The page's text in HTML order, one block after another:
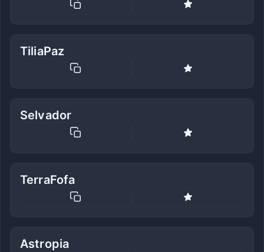
TiliaPaz
Selvador
TerraFofa
Astropia